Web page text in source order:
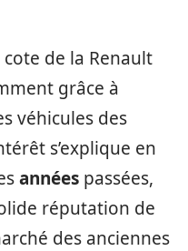
de la Renault
grâce à
véhicules des
s’explique en
années passées,
réputation de
des anciennes